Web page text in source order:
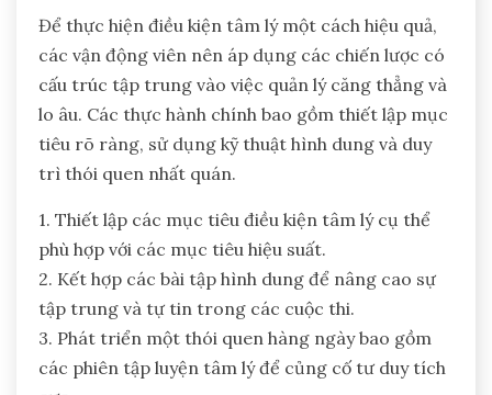
Để thực hiện điều kiện tâm lý một cách hiệu quả,
các vận động viên nên áp dụng các chiến lược có
cấu trúc tập trung vào việc quản lý căng thẳng và
lo âu. Các thực hành chính bao gồm thiết lập mục
tiêu rõ ràng, sử dụng kỹ thuật hình dung và duy
trì thói quen nhất quán.
1. Thiết lập các mục tiêu điều kiện tâm lý cụ thể
phù hợp với các mục tiêu hiệu suất.
2. Kết hợp các bài tập hình dung để nâng cao sự
tập trung và tự tin trong các cuộc thi.
3. Phát triển một thói quen hàng ngày bao gồm
các phiên tập luyện tâm lý để củng cố tư duy tích